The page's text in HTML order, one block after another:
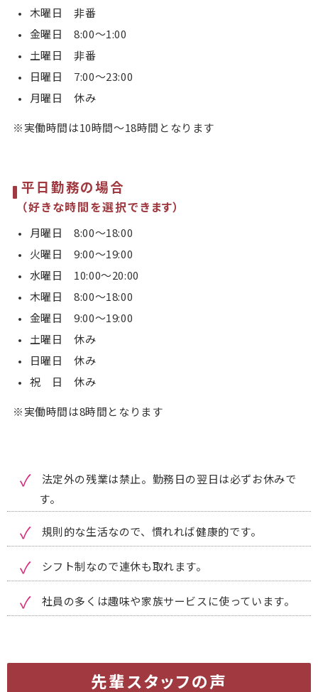
木曜日 非番
金曜日 8:00〜1:00
土曜日 非番
日曜日 7:00〜23:00
月曜日 休み
※実働時間は10時間～18時間となります
平日勤務の場合
（好きな時間を選択できます）
月曜日 8:00〜18:00
火曜日 9:00〜19:00
水曜日 10:00〜20:00
木曜日 8:00〜18:00
金曜日 9:00〜19:00
土曜日 休み
日曜日 休み
祝 日 休み
※実働時間は8時間となります
法定外の残業は禁止。勤務日の翌日は必ずお休みで
す。
規則的な生活なので、慣れれば健康的です。
シフト制なので連休も取れます。
社員の多くは趣味や家族サービスに使っています。
先輩スタッフの声